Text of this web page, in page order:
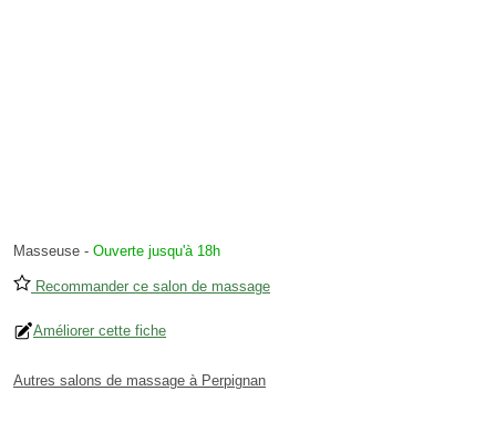
Masseuse - Ouverte jusqu'à 18h
Recommander ce salon de massage
Améliorer cette fiche
Autres salons de massage à Perpignan